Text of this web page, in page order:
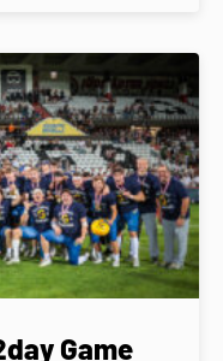
Game